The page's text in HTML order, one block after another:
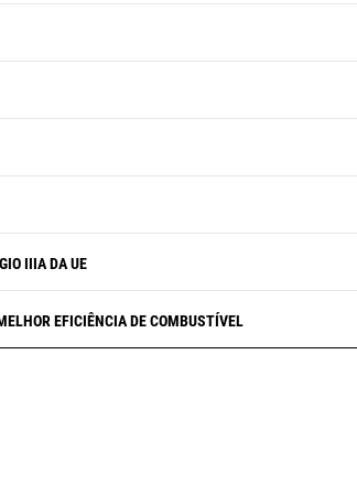
IIIA DA UE
EFICIÊNCIA DE COMBUSTÍVEL